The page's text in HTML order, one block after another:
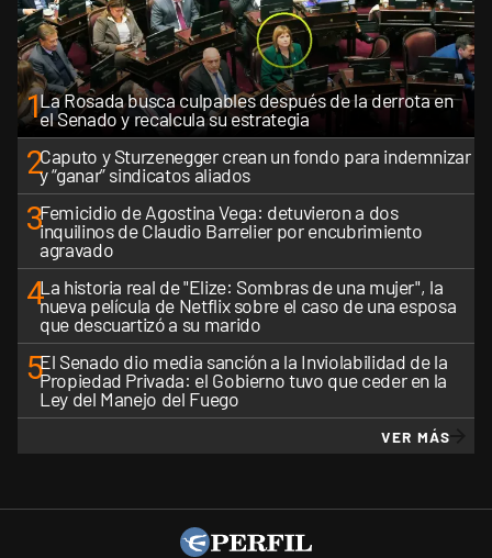
1La Rosada busca culpables después de la derrota en
el Senado y recalcula su estrategia
2Caputo y Sturzenegger crean un fondo para indemnizar
y “ganar” sindicatos aliados
3Femicidio de Agostina Vega: detuvieron a dos
inquilinos de Claudio Barrelier por encubrimiento
agravado
4La historia real de "Elize: Sombras de una mujer", la
nueva película de Netflix sobre el caso de una esposa
que descuartizó a su marido
5El Senado dio media sanción a la Inviolabilidad de la
Propiedad Privada: el Gobierno tuvo que ceder en la
Ley del Manejo del Fuego
VER MÁS